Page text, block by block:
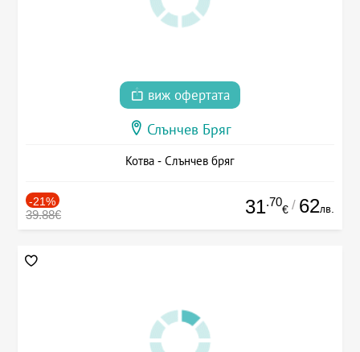
виж офертата
Слънчев Бряг
Котва - Слънчев бряг
-21%
39.88€ 31.70
€ / 62лв.